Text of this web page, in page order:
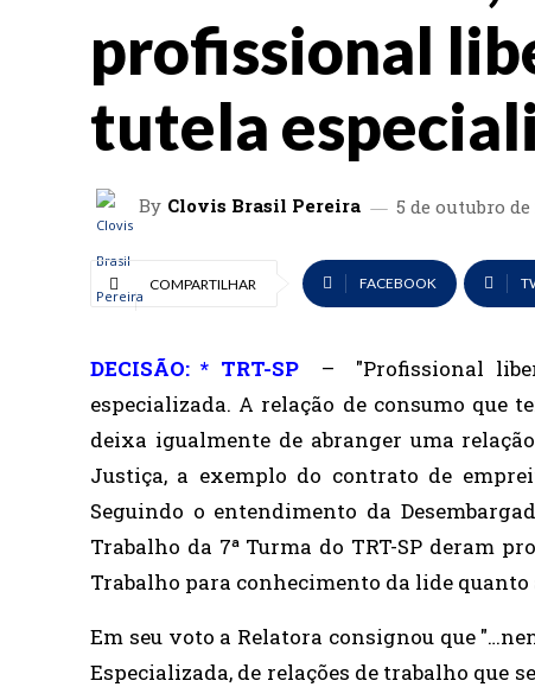
profissional
tutela
By Clovis Brasil Pereira 5 de outubro de
COMPARTILHAR FACEBOOK
DECISÃO: * TRT-SP –
"Profissional
especializada. A relação de consumo que
deixa igualmente de abranger uma
Justiça, a exemplo do contrato de
Seguindo o entendimento da
Trabalho da 7ª Turma do TRT-SP deram
Trabalho para conhecimento da lide
Em seu voto a Relatora consignou que
Especializada, de relações de trabalho que